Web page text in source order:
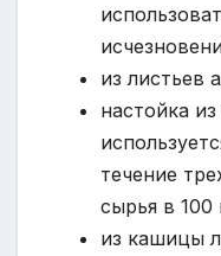
из листьев
настойка
течение
сырья в 100
из кашицы